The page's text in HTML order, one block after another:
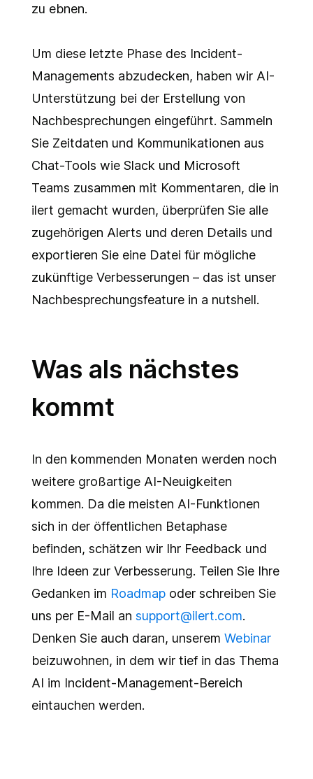
zu ebnen.
Um diese letzte Phase des Incident-
Managements abzudecken, haben wir AI-
Unterstützung bei der Erstellung von
Nachbesprechungen eingeführt. Sammeln
Sie Zeitdaten und Kommunikationen aus
Chat-Tools wie Slack und Microsoft
Teams zusammen mit Kommentaren, die in
ilert gemacht wurden, überprüfen Sie alle
zugehörigen Alerts und deren Details und
exportieren Sie eine Datei für mögliche
zukünftige Verbesserungen – das ist unser
Nachbesprechungsfeature in a nutshell.
Was als nächstes
kommt
In den kommenden Monaten werden noch
weitere großartige AI-Neuigkeiten
kommen. Da die meisten AI-Funktionen
sich in der öffentlichen Betaphase
befinden, schätzen wir Ihr Feedback und
Ihre Ideen zur Verbesserung. Teilen Sie Ihre
Gedanken im Roadmap oder schreiben Sie
uns per E-Mail ansupport@ilert.com.
Denken Sie auch daran, unseremWebinar
beizuwohnen, in dem wir tief in das Thema
AI im Incident-Management-Bereich
eintauchen werden.